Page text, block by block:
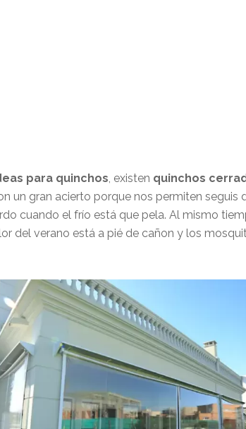
para quinchos , existen quinchos
un gran acierto porque nos permiten
cuando el frío está que pela. Al mismo
del verano está a pié de cañon y los